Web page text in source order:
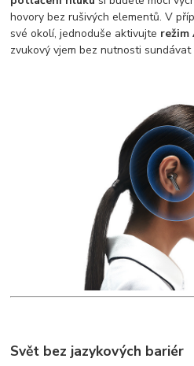
hovory bez rušivých elementů. V
své okolí, jednoduše aktivujte režim
zvukový vjem bez nutnosti
Svět bez jazykových bariér